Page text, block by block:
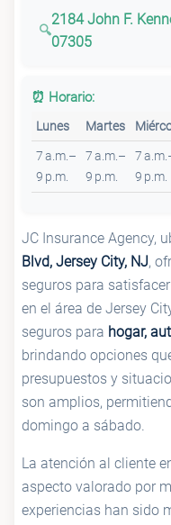
2184 John F.
07305
⏰ Horario:
Lunes Martes
7 a.m.–
9 p.m.
7 a.m.–
9 p.m.
7
9 p.m.
JC Insurance Agency,
Blvd, Jersey City, NJ,
seguros para
en el área de Jersey
seguros para hogar,
brindando opciones
presupuestos y
son amplios,
domingo a sábado.
La atención al cliente
aspecto valorado por
experiencias han sido